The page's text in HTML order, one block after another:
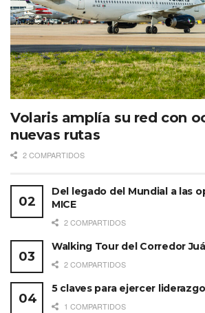
Volaris amplía su red con
nuevas rutas
2 COMPARTIDOS
Del legado del Mundial a las
MICE
2 COMPARTIDOS
Walking Tour del Corredor
2 COMPARTIDOS
5 claves para ejercer
1 COMPARTIDOS